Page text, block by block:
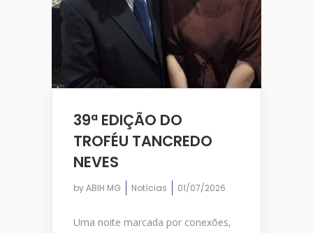
39ª EDIÇÃO DO
TROFÉU TANCREDO
NEVES
byABIH MG Notícias 01/07/2026
Uma noite marcada por conexões,